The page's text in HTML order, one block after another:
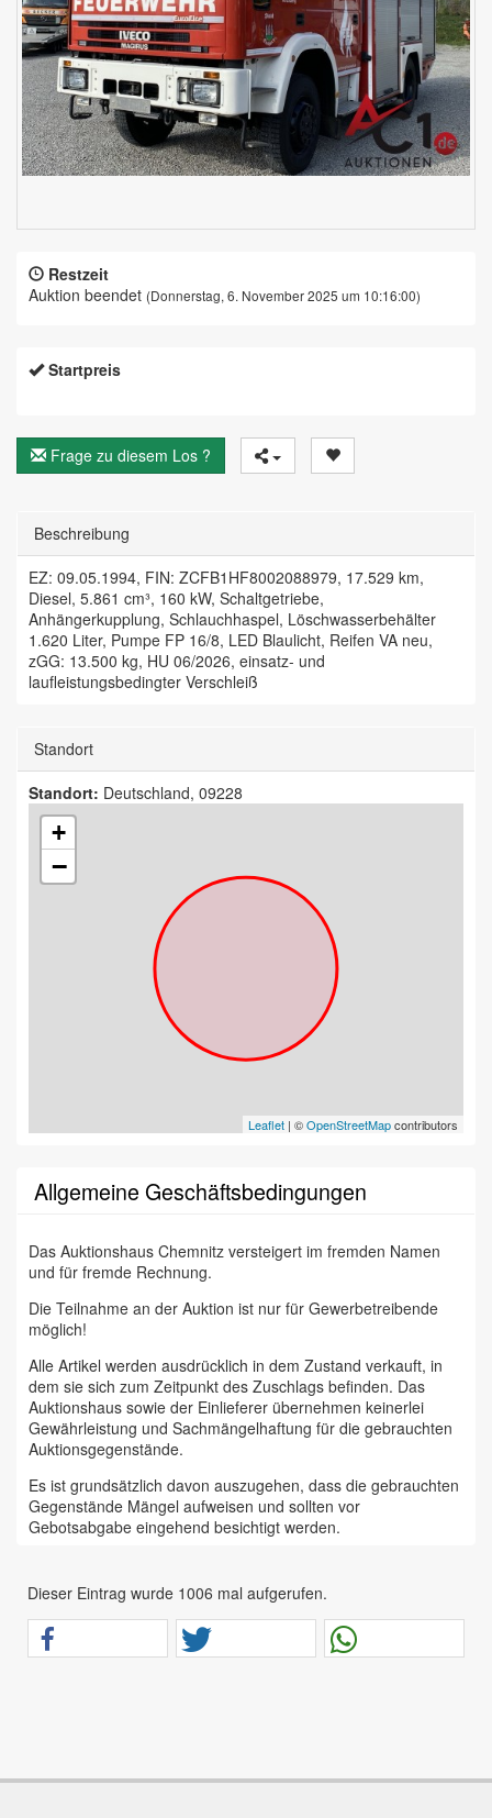
Restzeit
Auktion beendet (Donnerstag, 6. November 2025 um 10:16:00)
Startpreis
Frage zu diesem Los ?
Beschreibung
EZ: 09.05.1994, FIN: ZCFB1HF8002088979, 17.529 km,
Diesel, 5.861 cm³, 160 kW, Schaltgetriebe,
Anhängerkupplung, Schlauchhaspel, Löschwasserbehälter
1.620 Liter, Pumpe FP 16/8, LED Blaulicht, Reifen VA neu,
zGG: 13.500 kg, HU 06/2026, einsatz- und
laufleistungsbedingter Verschleiß
Standort
Standort: Deutschland, 09228
+
−
Leaflet | ©OpenStreetMapcontributors
Allgemeine Geschäftsbedingungen
Das Auktionshaus Chemnitz versteigert im fremden Namen
und für fremde Rechnung.
Die Teilnahme an der Auktion ist nur für Gewerbetreibende
möglich!
Alle Artikel werden ausdrücklich in dem Zustand verkauft, in
dem sie sich zum Zeitpunkt des Zuschlags befinden. Das
Auktionshaus sowie der Einlieferer übernehmen keinerlei
Gewährleistung und Sachmängelhaftung für die gebrauchten
Auktionsgegenstände.
Es ist grundsätzlich davon auszugehen, dass die gebrauchten
Gegenstände Mängel aufweisen und sollten vor
Gebotsabgabe eingehend besichtigt werden.
dass sämtliche zum Verkauf stehende Artikel ungeprüft sind.
Bei allen zum Verkauf stehenden Fahrzeugen und Maschinen
ist davon auszugehen, dass diese bereits einen nicht
unerheblichen Vorschaden erlitten haben.
Wir weisen eindringlich darauf hin, dass Gebote nur
Dieser Eintrag wurde 1006 mal aufgerufen.